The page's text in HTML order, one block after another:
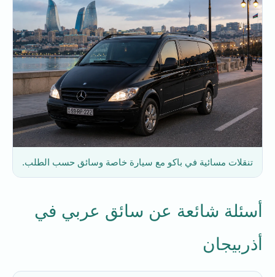
تنقلات مسائية في باكو مع سيارة خاصة وسائق حسب الطلب.
أسئلة شائعة عن سائق عربي في
أذربيجان